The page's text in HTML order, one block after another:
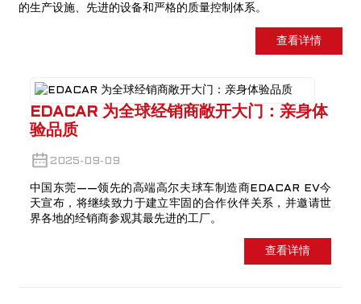
的生产设施、先进的设备和严格的质量控制体系。
查看详情
EDACAR 为全球经销商敞开大门：亲身体
验品质
2025-09-09
中国东莞——领先的高端高尔夫球车制造商EDACAR EV今
天宣布，将继续致力于建立牢固的合作伙伴关系，并邀请世
界各地的经销商参观其最先进的工厂。
查看详情